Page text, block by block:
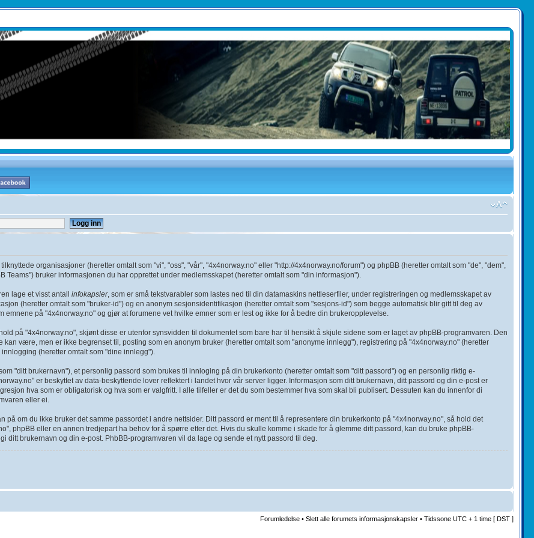
organisasjoner (heretter omtalt som "vi", "oss", "vår", "4x4norway.no" eller "http://4x4norway.no/forum") og phpBB (heretter omtalt som "de", "dem",
bruker informasjonen du har opprettet under medlemsskapet (heretter omtalt som "din informasjon").
lage et visst antall infokapsler, som er små tekstvarabler som lastes ned til din datamaskins nettleserfiler, under registreringen og medlemsskapet av
(heretter omtalt som "bruker-id") og en anonym sesjonsidentifikasjon (heretter omtalt som "sesjons-id") som begge automatisk blir gitt til deg av
på "4x4norway.no" og gjør at forumene vet hvilke emner som er lest og ikke for å bedre din brukeropplevelse.
på "4x4norway.no", skjønt disse er utenfor synsvidden til dokumentet som bare har til hensikt å skjule sidene som er laget av phpBB-programvaren. Den
være, men er ikke begrenset til, posting som en anonym bruker (heretter omtalt som "anonyme innlegg"), registrering på "4x4norway.no" (heretter
(heretter omtalt som "dine innlegg").
"ditt brukernavn"), et personlig passord som brukes til innloging på din brukerkonto (heretter omtalt som "ditt passord") og en personlig riktig e-
er beskyttet av data-beskyttende lover reflektert i landet hvor vår server ligger. Informasjon som ditt brukernavn, ditt passord og din e-post er
hva som er obligatorisk og hva som er valgfritt. I alle tilfeller er det du som bestemmer hva som skal bli publisert. Dessuten kan du innenfor di
eller ei.
på om du ikke bruker det samme passordet i andre nettsider. Ditt passord er ment til å representere din brukerkonto på "4x4norway.no", så hold det
phpBB eller en annen tredjepart ha behov for å spørre etter det. Hvis du skulle komme i skade for å glemme ditt passord, kan du bruke phpBB-
ditt brukernavn og din e-post. PhbBB-programvaren vil da lage og sende et nytt passord til deg.
Forumledelse •Slett alle forumets informasjonskapsler • Tidssone UTC + 1 time [ DST ]